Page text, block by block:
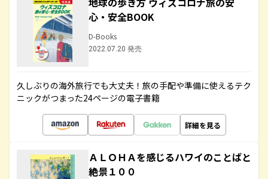
心・安全BOOK
D-Books
2022.07.20 発売
久しぶりの海外旅行でも大丈夫！旅の手配や準備に使えるテク
ニックがつまった24ページの電子書籍
詳細を見る
ＡＬＯＨＡを感じるハワイのことばと
絶景１００